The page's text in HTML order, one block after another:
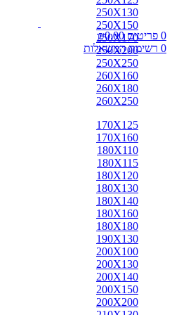
0 פריטים ₪0.00
0 רשימת המשאלות
250X130
250X150
250X170
250X200
250X250
260X160
260X180
260X250
170X125
170X160
180X110
180X115
180X120
180X130
180X140
180X160
180X180
190X130
200X100
200X130
200X140
200X150
200X200